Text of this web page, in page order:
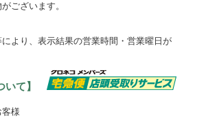
ございます。
より、表示結果の営業時間・営業曜日が
いて】
様